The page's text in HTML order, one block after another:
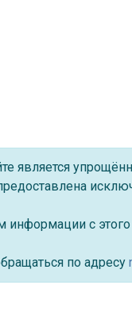
является
с этого
по адресу